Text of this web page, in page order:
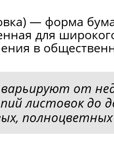
— форма
для
в
от
листовок до